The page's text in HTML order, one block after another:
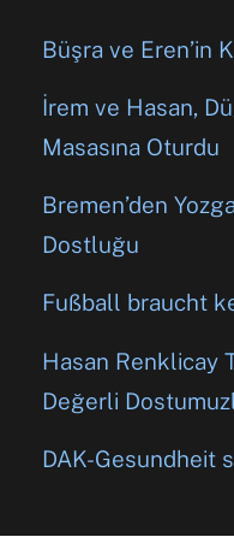
Büşra ve Eren’in
İrem ve Hasan,
Masasına Oturdu
Bremen’den
Dostluğu
Fußball braucht
Hasan Renklicay
Değerli
DAK-Gesundheit